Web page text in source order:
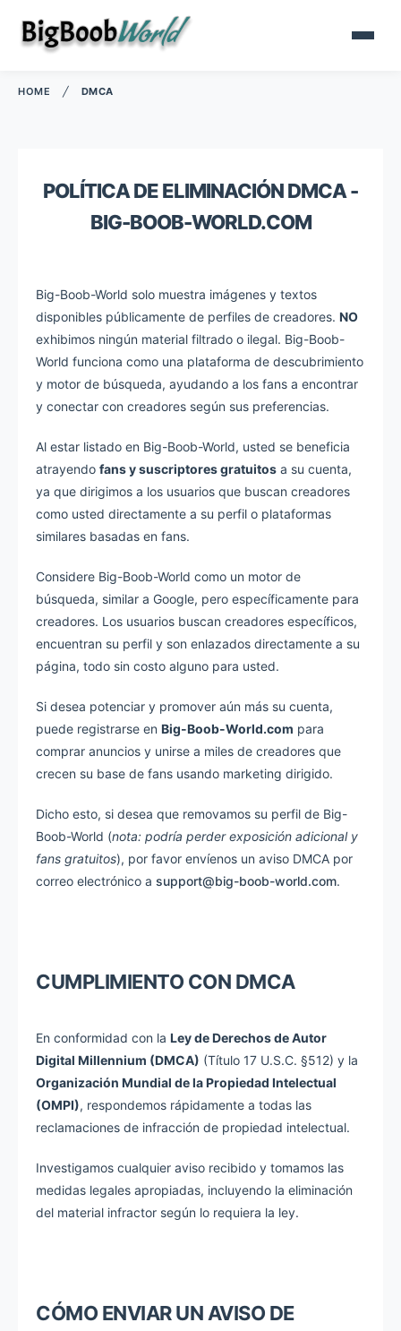
HOME ╱ DMCA
POLÍTICA DE ELIMINACIÓN DMCA -
BIG-BOOB-WORLD.COM
Big-Boob-World solo muestra imágenes y textos
disponibles públicamente de perfiles de creadores. NO
exhibimos ningún material filtrado o ilegal. Big-Boob-
World funciona como una plataforma de descubrimiento
y motor de búsqueda, ayudando a los fans a encontrar
y conectar con creadores según sus preferencias.
Al estar listado en Big-Boob-World, usted se beneficia
atrayendo fans y suscriptores gratuitos a su cuenta,
ya que dirigimos a los usuarios que buscan creadores
como usted directamente a su perfil o plataformas
similares basadas en fans.
Considere Big-Boob-World como un motor de
búsqueda, similar a Google, pero específicamente para
creadores. Los usuarios buscan creadores específicos,
encuentran su perfil y son enlazados directamente a su
página, todo sin costo alguno para usted.
Si desea potenciar y promover aún más su cuenta,
puede registrarse en Big-Boob-World.com para
comprar anuncios y unirse a miles de creadores que
crecen su base de fans usando marketing dirigido.
Dicho esto, si desea que removamos su perfil de Big-
Boob-World (nota: podría perder exposición adicional y
fans gratuitos), por favor envíenos un aviso DMCA por
correo electrónico a support@big-boob-world.com.
CUMPLIMIENTO CON DMCA
En conformidad con la Ley de Derechos de Autor
Digital Millennium (DMCA) (Título 17 U.S.C. §512) y la
Organización Mundial de la Propiedad Intelectual
(OMPI), respondemos rápidamente a todas las
reclamaciones de infracción de propiedad intelectual.
Investigamos cualquier aviso recibido y tomamos las
medidas legales apropiadas, incluyendo la eliminación
del material infractor según lo requiera la ley.
CÓMO ENVIAR UN AVISO DE